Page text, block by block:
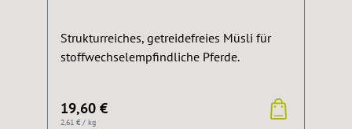
Strukturreiches, getreidefreies Müsli für
stoffwechselempfindliche Pferde.
19,60 €
2,61 € / kg